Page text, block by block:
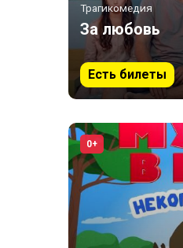
Трагикомедия
За любовь
Есть билеты
0+